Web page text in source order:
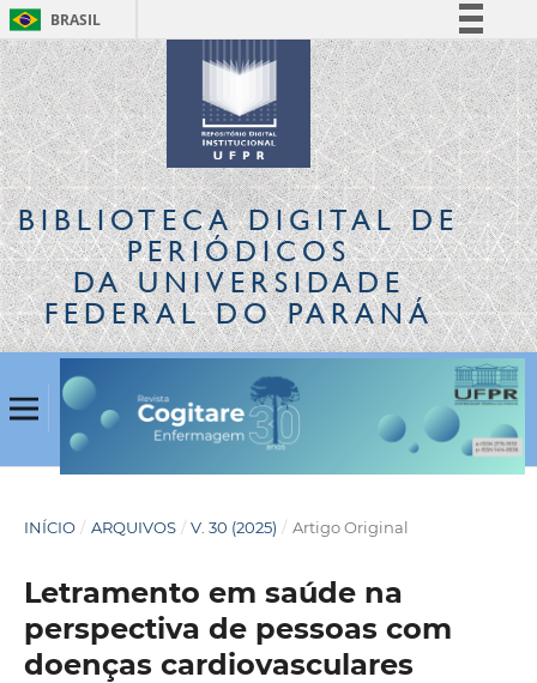
BRASIL
Simplifique!
Comunica BR
Participe
Acesso à informação
Legislação
Canais
BIBLIOTECA DIGITALDE
PERIÓDICOS
DA UNIVERSIDADE
FEDERAL DO PARANÁ
INÍCIO / ARQUIVOS / V. 30 (2025) / Artigo Original
Letramento em saúde na
perspectiva de pessoas com
doenças cardiovasculares